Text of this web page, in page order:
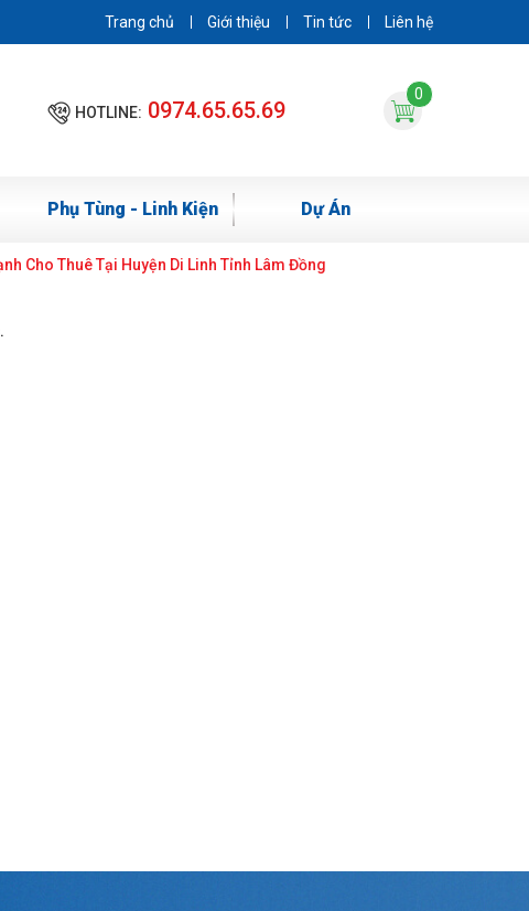
Trang chủ Giới thiệu Tin tức Liên hệ
HOTLINE: 0974.65.65.69
0
Phụ Tùng - Linh Kiện Dự Án
Cho Thuê Tại Huyện Di Linh Tỉnh Lâm Đồng